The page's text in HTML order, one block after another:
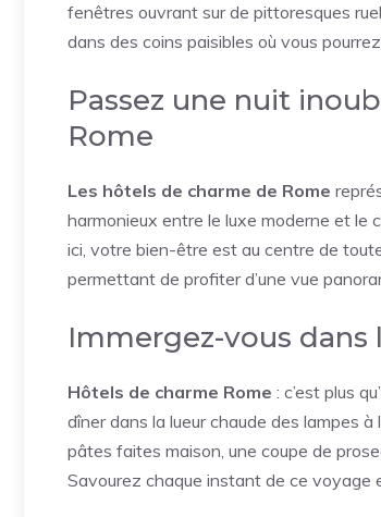
fenêtres ouvrant sur de pittoresques
dans des coins paisibles où vous
Passez une nuit
Rome
Les hôtels de charme de Rome
harmonieux entre le luxe moderne et le
ici, votre bien-être est au centre de
permettant de profiter d’une vue
Immergez-vous dans
Hôtels de charme Rome : c’est plus
dîner dans la lueur chaude des lampes
pâtes faites maison, une coupe de
Savourez chaque instant de ce voyage